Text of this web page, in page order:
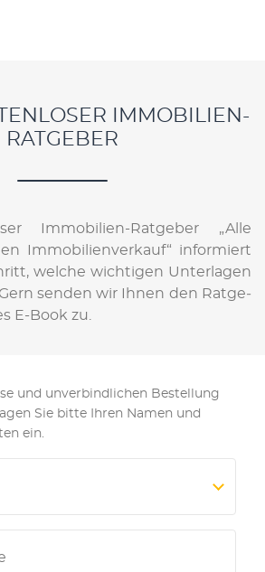
IMMOBILIEN-
RATGEBER
Im­mo­bi­li­en-Rat­ge­ber „Alle
Im­mo­bi­li­en­ver­kauf“ in­for­mie­rt
wel­che wich­ti­gen Unter­lagen
sen­den wir Ih­nen den Rat­ge­
E-Bo­ok zu.
und unverbindlichen Bestellung
Sie bitte Ihren Namen und
ein.